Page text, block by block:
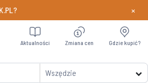
Dowiedz
×
Wszędzie
Aktualności Zmiana cen Gdzie kupić?